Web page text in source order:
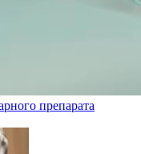
препарата